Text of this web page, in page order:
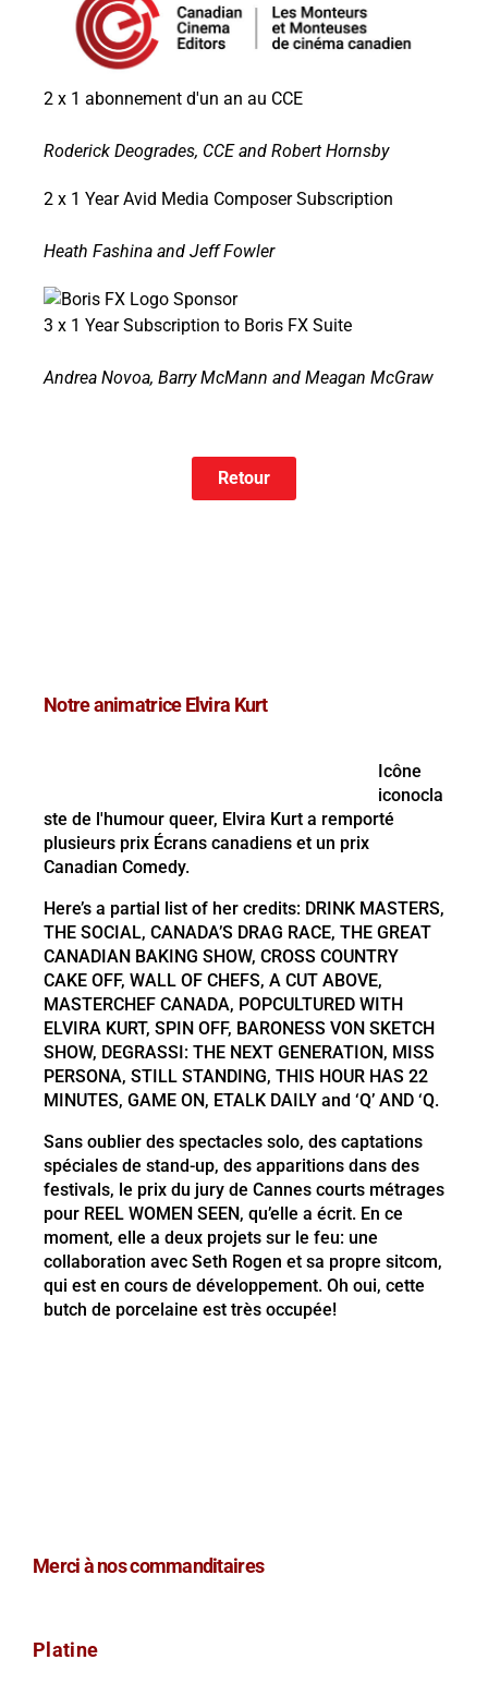
2 x 1 abonnement d'un an au CCE
Roderick Deogrades, CCE and Robert Hornsby
2 x 1 Year Avid Media Composer Subscription
Heath Fashina and Jeff Fowler
3 x 1 Year Subscription to Boris FX Suite
Andrea Novoa, Barry McMann and Meagan McGraw
Retour
Notre animatrice Elvira Kurt
Icône
iconocla
ste de l'humour queer, Elvira Kurt a remporté
plusieurs prix Écrans canadiens et un prix
Canadian Comedy.
Here’s a partial list of her credits: DRINK MASTERS,
THE SOCIAL, CANADA’S DRAG RACE, THE GREAT
CANADIAN BAKING SHOW, CROSS COUNTRY
CAKE OFF, WALL OF CHEFS, A CUT ABOVE,
MASTERCHEF CANADA, POPCULTURED WITH
ELVIRA KURT, SPIN OFF, BARONESS VON SKETCH
SHOW, DEGRASSI: THE NEXT GENERATION, MISS
PERSONA, STILL STANDING, THIS HOUR HAS 22
MINUTES, GAME ON, ETALK DAILY and ‘Q’ AND ‘Q.
Sans oublier des spectacles solo, des captations
spéciales de stand-up, des apparitions dans des
festivals, le prix du jury de Cannes courts métrages
pour REEL WOMEN SEEN, qu’elle a écrit. En ce
moment, elle a deux projets sur le feu: une
collaboration avec Seth Rogen et sa propre sitcom,
qui est en cours de développement. Oh oui, cette
butch de porcelaine est très occupée!
Merci à nos commanditaires
Platine